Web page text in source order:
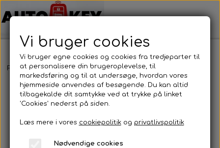
Forside Bilnøgler Peugeot Nøgle cover
Vi bruger cookies
Vi bruger egne cookies og cookies fra tredjeparter til
at personalisere din brugeroplevelse, til
markedsføring og til at undersøge, hvordan vores
hjemmeside anvendes af besøgende. Du kan altid
tilbagekalde dit samtykke ved at trykke på linket
'Cookies' nederst på siden.
Læs mere i vores cookiepolitikog privatlivspolitik
Nødvendige cookies